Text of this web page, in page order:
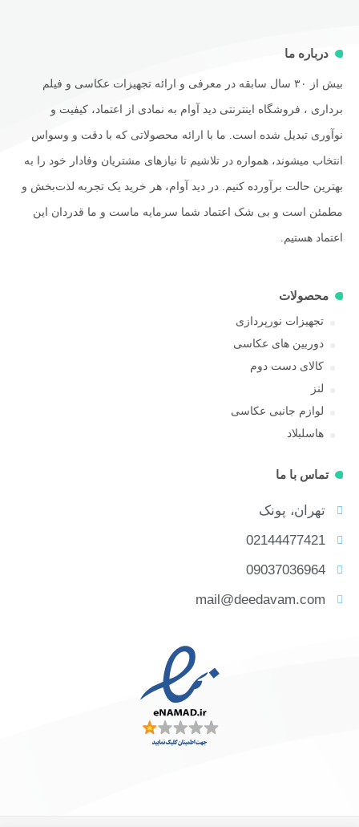
درباره ما
بیش از ۳۰ سال سابقه در معرفی و ارائه تجهیزات عکاسی و فیلم
برداری ، فروشگاه اینترنتی دید آوام به نمادی از اعتماد، کیفیت و
نوآوری تبدیل شده است. ما با ارائه محصولاتی که با دقت و وسواس
انتخاب میشوند، همواره در تلاشیم تا نیازهای مشتریان وفادار خود را به
بهترین حالت برآورده کنیم. در دید آوام، هر خرید یک تجربه لذت‌بخش و
مطمئن است و بی شک اعتماد شما سرمایه ماست و ما قدردان این
اعتماد هستیم.
محصولات
تجهیزات نورپردازی
دوربین های عکاسی
کالای دست دوم
لنز
لوازم جانبی عکاسی
هاسلبلاد
تماس با ما
تهران، پونک
02144477421
09037036964
mail@deedavam.com